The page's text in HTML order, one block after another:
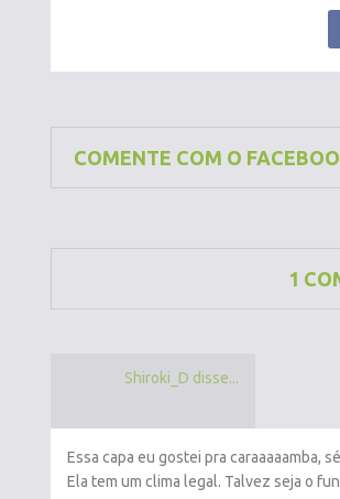
COMENTE COM O
1
Shiroki_D disse...
Essa capa eu gostei pra caraaaaamba,
Ela tem um clima legal. Talvez seja o